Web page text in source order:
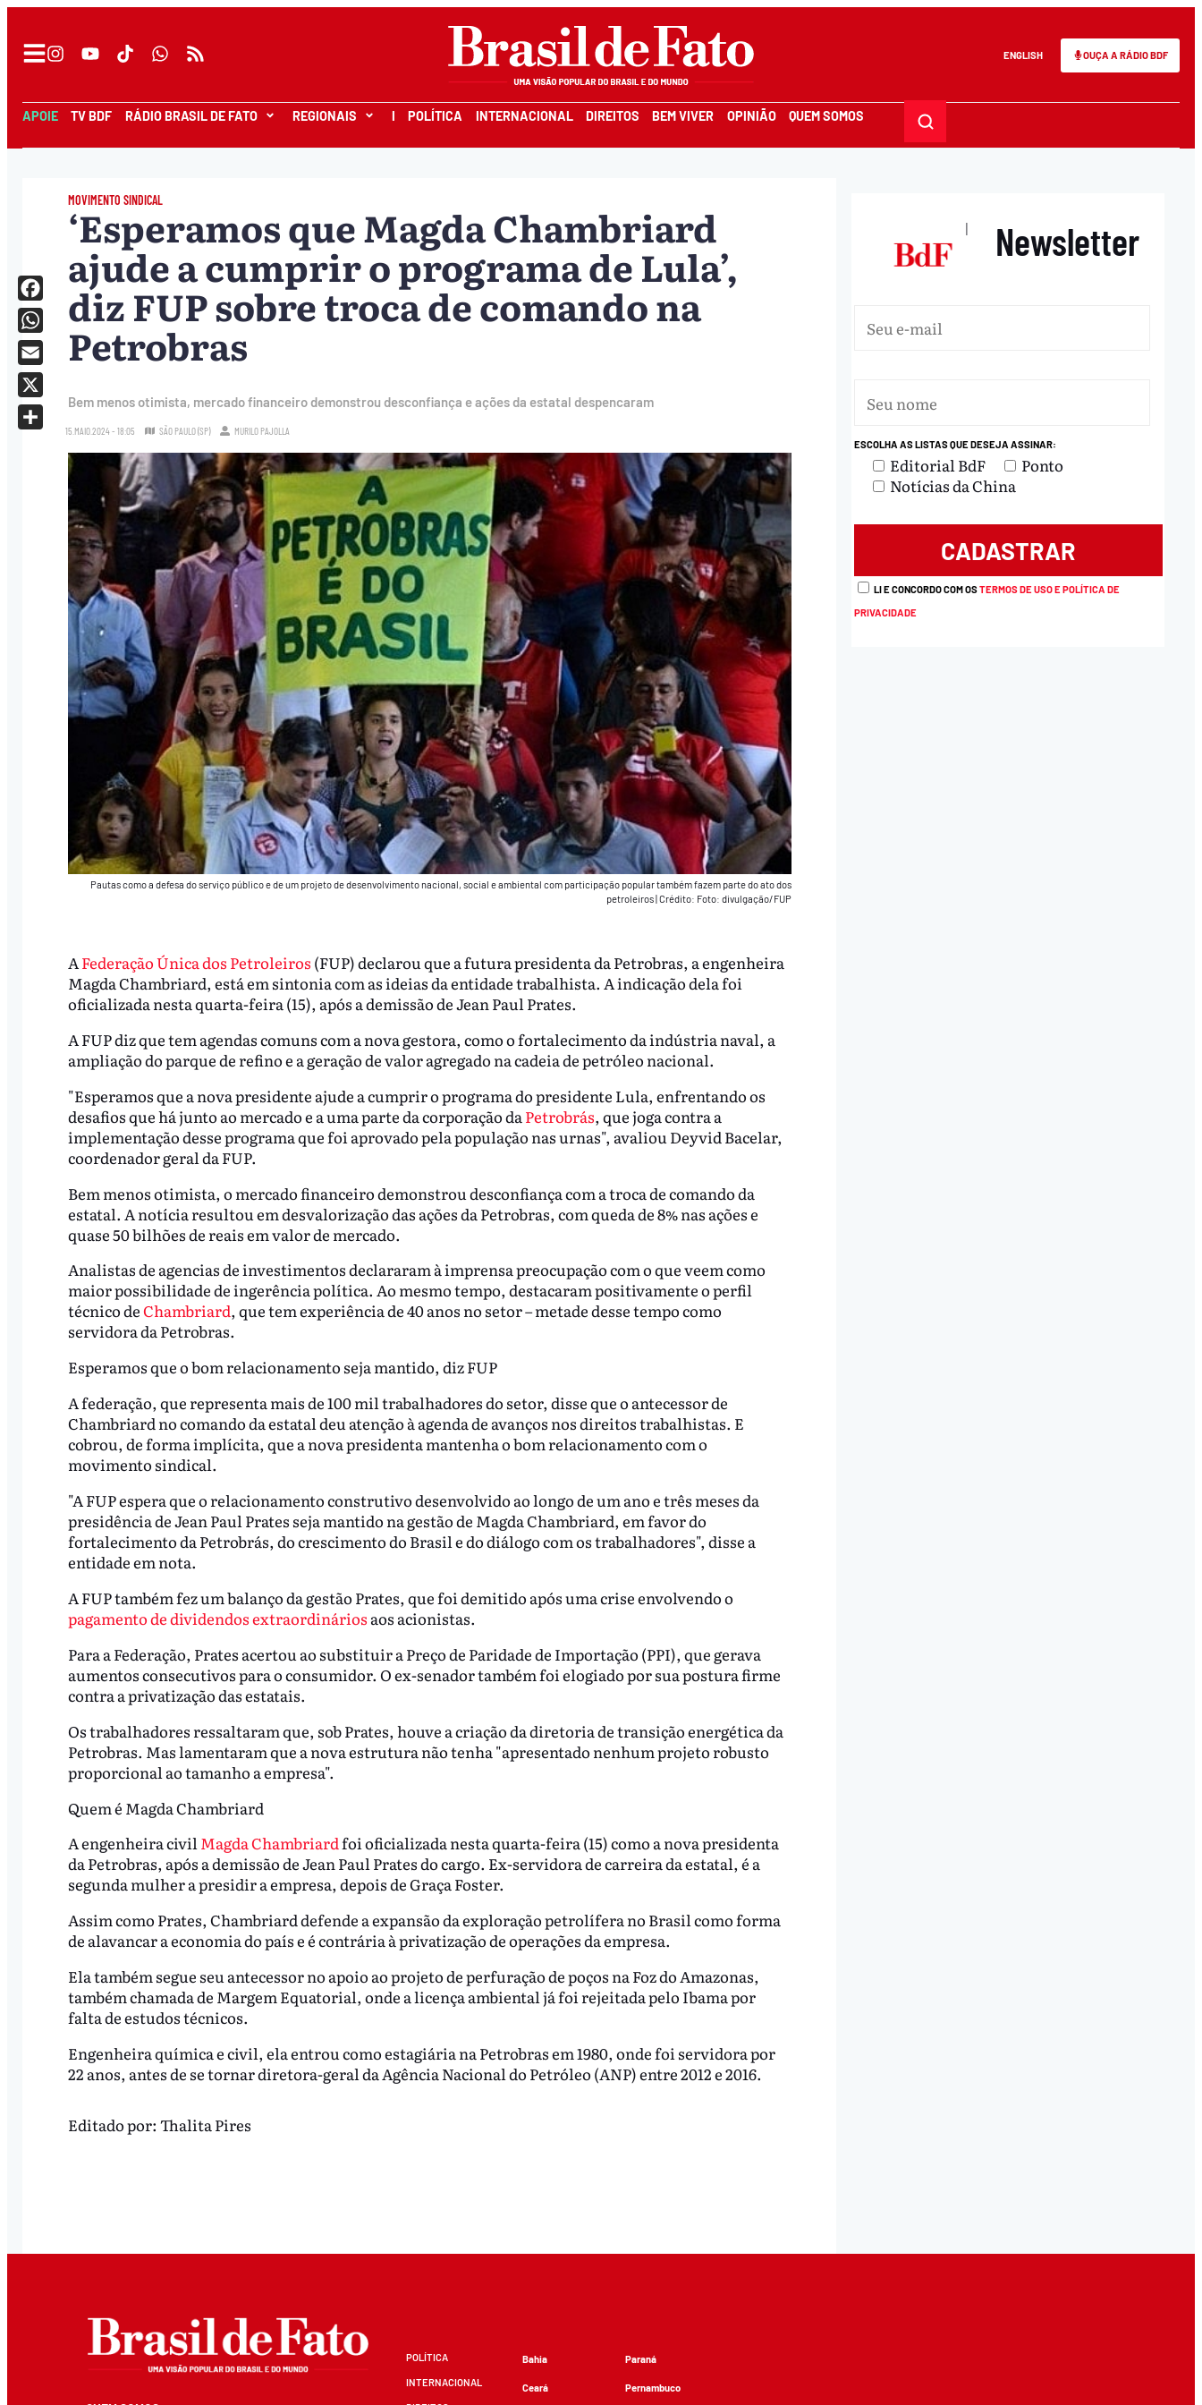
ENGLISH OUÇA A RÁDIO BDF
APOIE TV BDF RÁDIO BRASIL DE FATO REGIONAIS I POLÍTICA INTERNACIONAL DIREITOS BEM VIVER OPINIÃO QUEM SOMOS
MOVIMENTO SINDICAL
‘Esperamos que Magda Chambriard
ajude a cumprir o programa de Lula’,
diz FUP sobre troca de comando na
Petrobras
Bem menos otimista, mercado financeiro demonstrou desconfiança e ações da estatal despencaram
15.MAIO.2024 - 18:05 SÃO PAULO (SP) MURILO PAJOLLA
Pautas como a defesa do serviço público e de um projeto de desenvolvimento nacional, social e ambiental com participação popular também fazem parte do ato dos
petroleiros Crédito: Foto: divulgação/FUP
A Federação Única dos Petroleiros (FUP) declarou que a futura presidenta da Petrobras, a engenheira
Magda Chambriard, está em sintonia com as ideias da entidade trabalhista. A indicação dela foi
oficializada nesta quarta-feira (15), após a demissão de Jean Paul Prates.
A FUP diz que tem agendas comuns com a nova gestora, como o fortalecimento da indústria naval, a
ampliação do parque de refino e a geração de valor agregado na cadeia de petróleo nacional.
"Esperamos que a nova presidente ajude a cumprir o programa do presidente Lula, enfrentando os
desafios que há junto ao mercado e a uma parte da corporação da Petrobrás, que joga contra a
implementação desse programa que foi aprovado pela população nas urnas", avaliou Deyvid Bacelar,
coordenador geral da FUP.
Bem menos otimista, o mercado financeiro demonstrou desconfiança com a troca de comando da
estatal. A notícia resultou em desvalorização das ações da Petrobras, com queda de 8% nas ações e
quase 50 bilhões de reais em valor de mercado.
Analistas de agencias de investimentos declararam à imprensa preocupação com o que veem como
maior possibilidade de ingerência política. Ao mesmo tempo, destacaram positivamente o perfil
técnico deChambriard, que tem experiência de 40 anos no setor – metade desse tempo como
servidora da Petrobras.
Esperamos que o bom relacionamento seja mantido, diz FUP
A federação, que representa mais de 100 mil trabalhadores do setor, disse que o antecessor de
Chambriard no comando da estatal deu atenção à agenda de avanços nos direitos trabalhistas. E
cobrou, de forma implícita, que a nova presidenta mantenha o bom relacionamento com o
movimento sindical.
"A FUP espera que o relacionamento construtivo desenvolvido ao longo de um ano e três meses da
presidência de Jean Paul Prates seja mantido na gestão de Magda Chambriard, em favor do
fortalecimento da Petrobrás, do crescimento do Brasil e do diálogo com os trabalhadores", disse a
entidade em nota.
A FUP também fez um balanço da gestão Prates, que foi demitido após uma crise envolvendo o
pagamento de dividendos extraordinários aos acionistas.
Para a Federação, Prates acertou ao substituir a Preço de Paridade de Importação (PPI), que gerava
aumentos consecutivos para o consumidor. O ex-senador também foi elogiado por sua postura firme
contra a privatização das estatais.
Os trabalhadores ressaltaram que, sob Prates, houve a criação da diretoria de transição energética da
Petrobras. Mas lamentaram que a nova estrutura não tenha "apresentado nenhum projeto robusto
proporcional ao tamanho a empresa".
Quem é Magda Chambriard
A engenheira civilMagda Chambriardfoi oficializada nesta quarta-feira (15) como a nova presidenta
da Petrobras, após a demissão de Jean Paul Prates do cargo. Ex-servidora de carreira da estatal, é a
segunda mulher a presidir a empresa, depois de Graça Foster.
Assim como Prates, Chambriard defende a expansão da exploração petrolífera no Brasil como forma
de alavancar a economia do país e é contrária à privatização de operações da empresa.
Ela também segue seu antecessor no apoio ao projeto de perfuração de poços na Foz do Amazonas,
também chamada de Margem Equatorial, onde a licença ambiental já foi rejeitada pelo Ibama por
falta de estudos técnicos.
Engenheira química e civil, ela entrou como estagiária na Petrobras em 1980, onde foi servidora por
22 anos, antes de se tornar diretora-geral da Agência Nacional do Petróleo (ANP) entre 2012 e 2016.
Facebook
WhatsApp
Email
X
Editado por: Thalita Pires
| Newsletter
ESCOLHA AS LISTAS QUE DESEJA ASSINAR:
Editorial BdF
Ponto
Notícias da China
LI E CONCORDO COM OSTERMOS DE USO E POLÍTICA DE
PRIVACIDADE
POLÍTICA
INTERNACIONAL
Bahia
Ceará
Paraná
Pernambuco